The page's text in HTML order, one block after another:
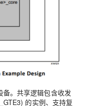
。共享逻辑包含收发
的实例、支持复